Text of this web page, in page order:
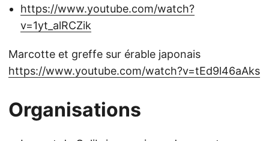
https://www.youtube.com/watch?
v=1yt_alRCZik
Marcotte et greffe sur érable japonais
https://www.youtube.com/watch?v=tEd9l46aAks
Organisations